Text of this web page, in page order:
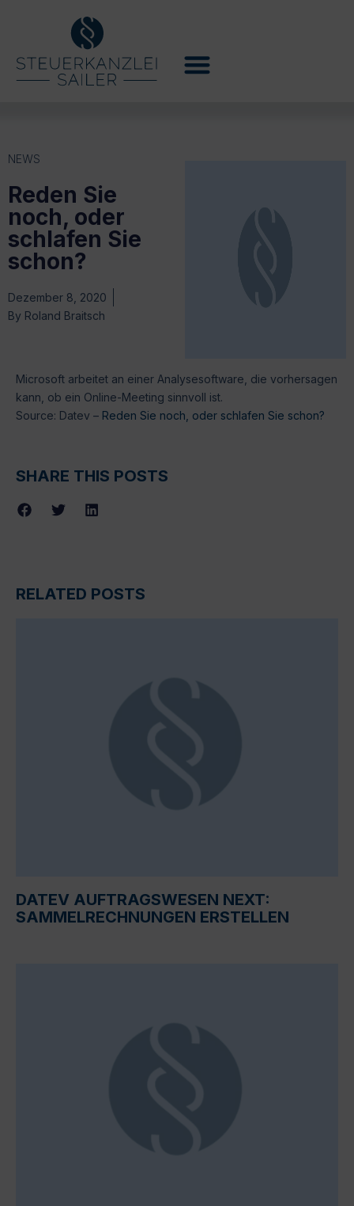
NEWS
Reden Sie
noch, oder
schlafen Sie
schon?
Dezember 8, 2020
By Roland Braitsch
Microsoft arbeitet an einer Analysesoftware, die vorhersagen
kann, ob ein Online-Meeting sinnvoll ist.
Source: Datev – Reden Sie noch, oder schlafen Sie schon?
SHARE THIS POSTS
RELATED POSTS
DATEV AUFTRAGSWESEN NEXT:
SAMMELRECHNUNGEN ERSTELLEN